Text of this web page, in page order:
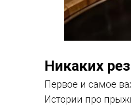
Никаких
Первое и самое
Истории про